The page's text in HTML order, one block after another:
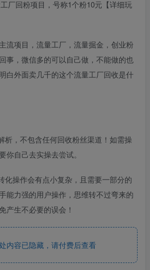
流项目，流量工厂，流量掘金，创业粉
事，微信多的可以自己做，不能做的也
白外面卖几千的这个流量工厂回收是什
析，不包含任何回收粉丝渠道！如需操
你自己去实操去尝试。
化操作会有点小复杂，且需要一部分的
能力强的用户操作，思维转不过弯来的
产生不必要的误会！
内容已隐藏，请付费后查看